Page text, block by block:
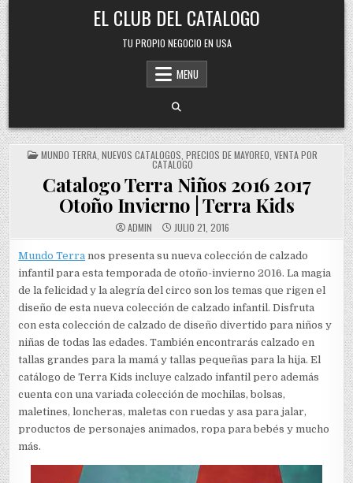
Skip
to
content
EL CLUB DEL CATALOGO
TU PROPIO NEGOCIO EN USA
MENU
POSTED
IN
MUNDO TERRA NUEVOS CATALOGOS PRECIOS DE MAYOREO VENTA POR
CATALOGO
Catalogo Terra Niños 2016 2017
Otoño Invierno | Terra Kids
ADMIN JULIO 21, 2016
Mundo Terra nos presenta su nueva colección de calzado
infantil para esta temporada de otoño-invierno 2016. La magia
de la felicidad y la alegría del circo son los temas que rigen el
diseño de esta nueva colección de calzado infantil. Disfruta
con esta colección de calzado de diseño divertido para niños y
niñas de todas las edades. También encontrarás calzado en
tallas grandes para la mamá y tallas pequeñas para la hija. El
catálogo de Terra Kids incluye calzado infantil pero además
cuenta con una variada colección de mochilas, bolsas,
maletines, loncheras, maletas con ruedas y asa para jalar,
productos de personajes animados, ropa para bebés y mucho
más.